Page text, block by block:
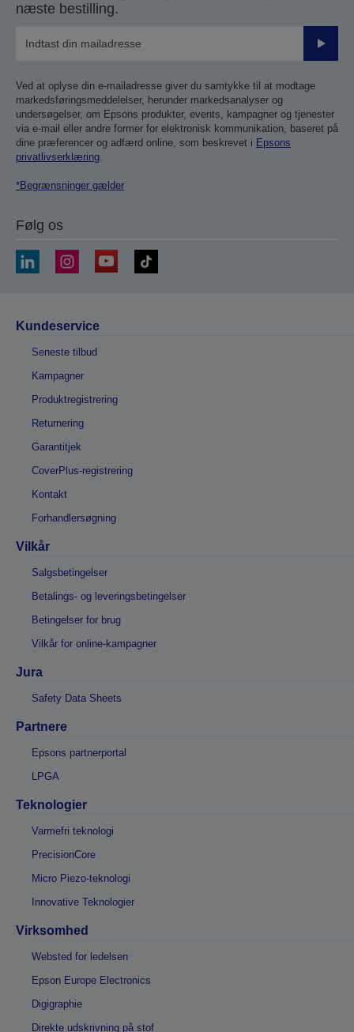
næste bestilling.
Send
Ved at oplyse din e-mailadresse giver du samtykke til at modtage
markedsføringsmeddelelser, herunder markedsanalyser og
undersøgelser, om Epsons produkter, events, kampagner og tjenester
via e-mail eller andre former for elektronisk kommunikation, baseret på
dine præferencer og adfærd online, som beskrevet i Epsons
privatlivserklæring.
*Begrænsninger gælder
Følg os
Kundeservice
Seneste tilbud
Kampagner
Produktregistrering
Returnering
Garantitjek
CoverPlus-registrering
Kontakt
Forhandlersøgning
Vilkår
Salgsbetingelser
Betalings- og leveringsbetingelser
Betingelser for brug
Vilkår for online-kampagner
Jura
Safety Data Sheets
Partnere
Epsons partnerportal
LPGA
Teknologier
Varmefri teknologi
PrecisionCore
Micro Piezo-teknologi
Innovative Teknologier
Virksomhed
Websted for ledelsen
Epson Europe Electronics
Digigraphie
Direkte udskrivning på stof